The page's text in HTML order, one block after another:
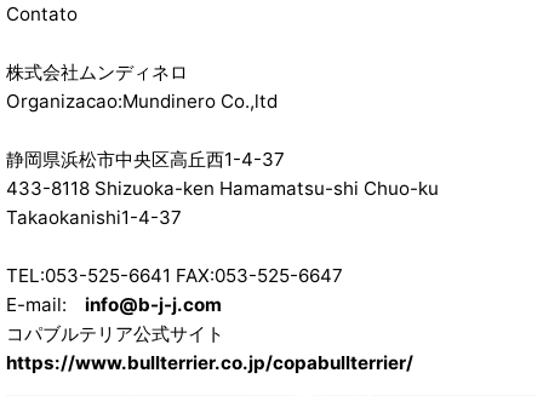
Contato
株式会社ムンディネロ
Organizacao:Mundinero Co.,ltd
静岡県浜松市中央区高丘西1-4-37
433-8118 Shizuoka-ken Hamamatsu-shi Chuo-ku
Takaokanishi1-4-37
TEL:053-525-6641 FAX:053-525-6647
E-mail: info@b-j-j.com
コパブルテリア公式サイト
https://www.bullterrier.co.jp/copabullterrier/